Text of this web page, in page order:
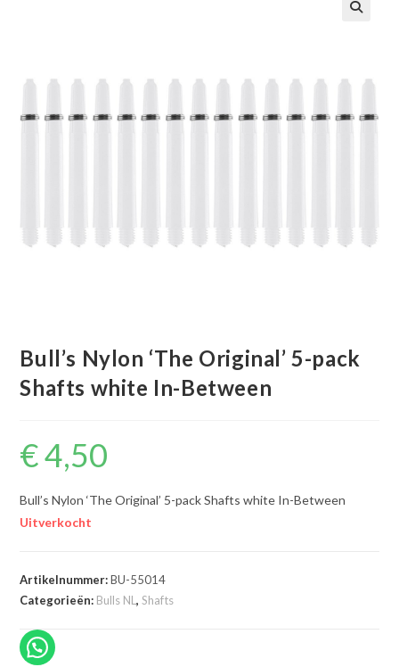
Bull’s Nylon ‘The Original’ 5-pack
Shafts white In-Between
€4,50
Bull’s Nylon ‘The Original’ 5-pack Shafts white In-Between
Uitverkocht
Artikelnummer:BU-55014
Categorieën: Bulls NL,Shafts